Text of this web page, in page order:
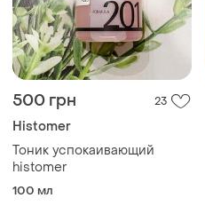
500 грн 23
Histomer
Тоник успокаивающий
histomer
100 мл